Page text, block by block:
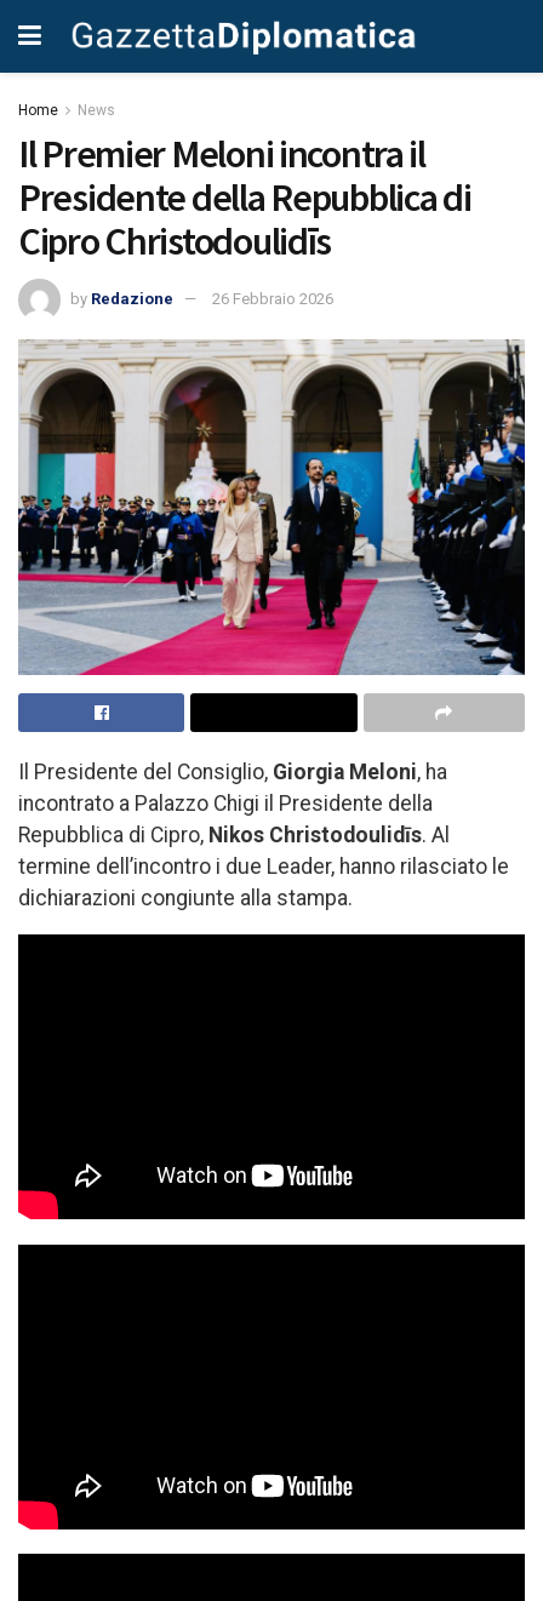
Home News
Il Premier Meloni incontra il
Presidente della Repubblica di
Cipro Christodoulidīs
by Redazione 26 Febbraio 2026
Il Presidente del Consiglio, Giorgia Meloni, ha
incontrato a Palazzo Chigi il Presidente della
Repubblica di Cipro, Nikos Christodoulidīs. Al
termine dell’incontro i due Leader, hanno rilasciato le
dichiarazioni congiunte alla stampa.